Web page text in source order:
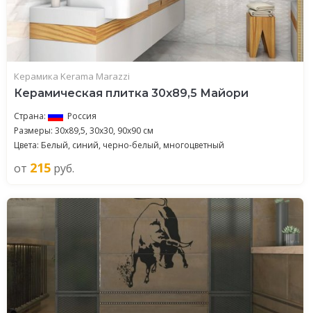
Керамика Kerama Marazzi
Керамическая плитка 30x89,5 Майори
Страна:
Россия
Размеры: 30x89,5, 30x30, 90x90 см
Цвета: Белый, синий, черно-белый, многоцветный
от 215 руб.